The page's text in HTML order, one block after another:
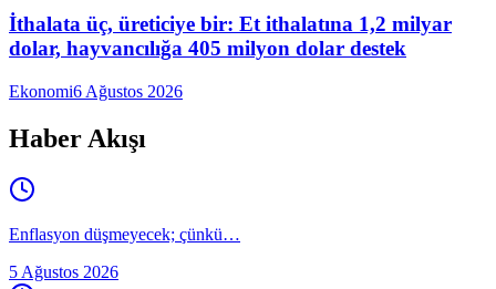
İthalata üç, üreticiye bir: Et ithalatına 1,2 milyar
dolar, hayvancılığa 405 milyon dolar destek
Ekonomi6 Ağustos 2026
Haber Akışı
Enflasyon düşmeyecek; çünkü…
5 Ağustos 2026